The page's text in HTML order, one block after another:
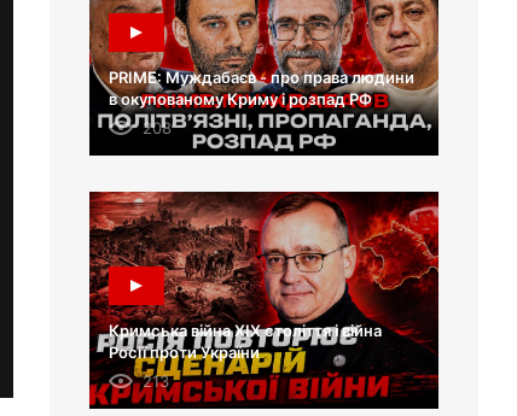
PRIME: Муждабаєв - про права людини
в окупованому Криму і розпад РФ
208
Кримська війна XIX століття і війна
Росії проти України
213